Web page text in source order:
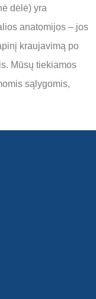
dėlė) yra
anatomijos – jos
kraujavimą po
Mūsų tiekiamos
sąlygomis,